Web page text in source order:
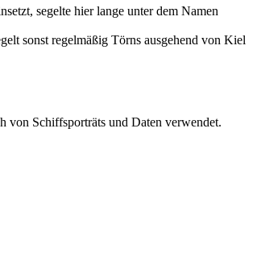
segelte hier lange unter dem Namen
sonst regelmäßig Törns ausgehend von Kiel
von Schiffsporträts und Daten verwendet.